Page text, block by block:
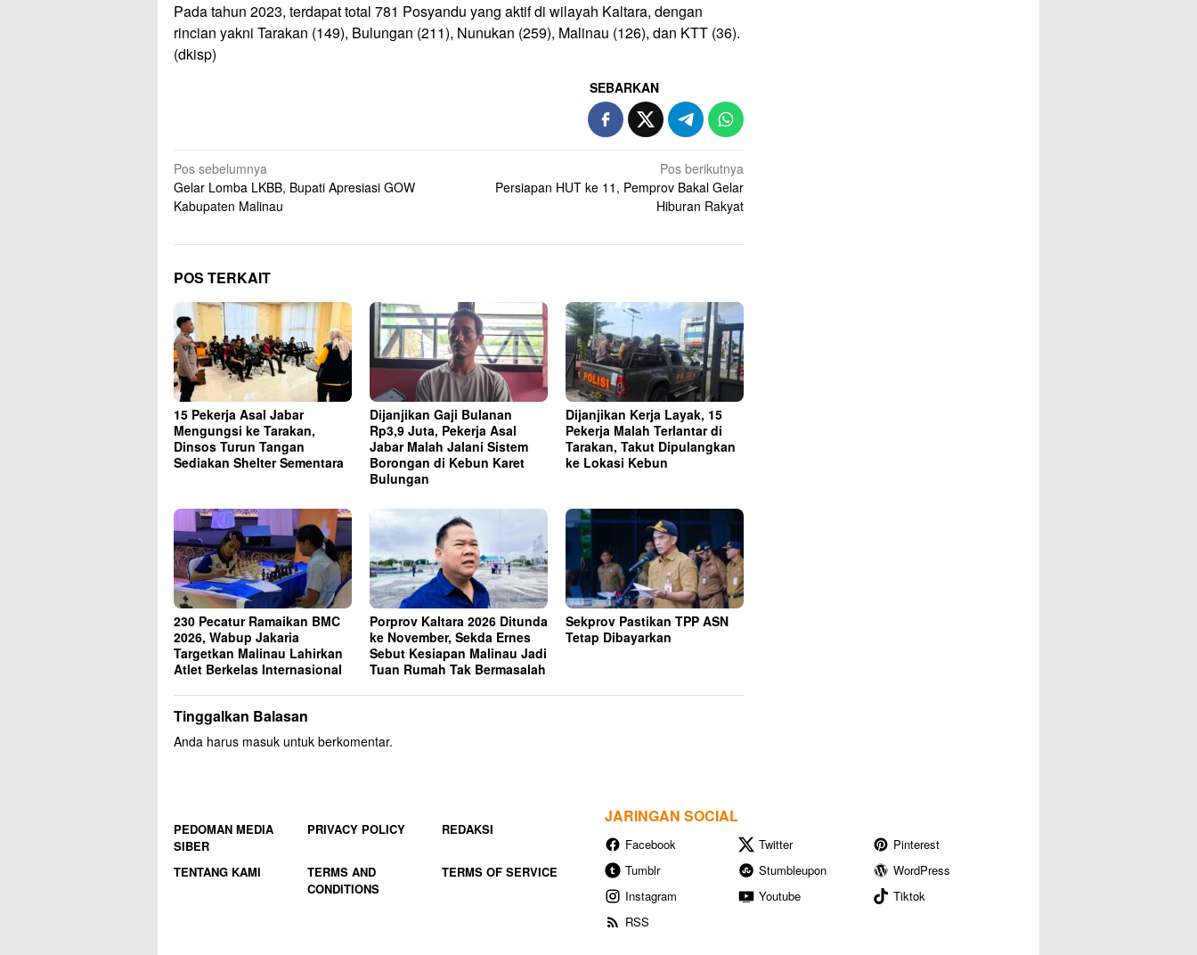
Pada tahun 2023, terdapat total 781 Posyandu yang aktif di wilayah Kaltara, dengan
rincian yakni Tarakan (149), Bulungan (211), Nunukan (259), Malinau (126), dan KTT (36).
(dkisp)
SEBARKAN
Navigasi
pos
Pos sebelumnya
Gelar Lomba LKBB, Bupati Apresiasi GOW
Kabupaten Malinau
Pos berikutnya
Persiapan HUT ke 11, Pemprov Bakal Gelar
Hiburan Rakyat
POS TERKAIT
15 Pekerja Asal Jabar
Mengungsi ke Tarakan,
Dinsos Turun Tangan
Sediakan Shelter Sementara
Dijanjikan Gaji Bulanan
Rp3,9 Juta, Pekerja Asal
Jabar Malah Jalani Sistem
Borongan di Kebun Karet
Bulungan
Dijanjikan Kerja Layak, 15
Pekerja Malah Terlantar di
Tarakan, Takut Dipulangkan
ke Lokasi Kebun
230 Pecatur Ramaikan BMC
2026, Wabup Jakaria
Targetkan Malinau Lahirkan
Atlet Berkelas Internasional
Porprov Kaltara 2026 Ditunda
ke November, Sekda Ernes
Sebut Kesiapan Malinau Jadi
Tuan Rumah Tak Bermasalah
Sekprov Pastikan TPP ASN
Tetap Dibayarkan
Tinggalkan Balasan
Anda harus masuk untuk berkomentar.
PEDOMAN MEDIA
SIBER
PRIVACY POLICY REDAKSI
TENTANG KAMI
TERMS AND
CONDITIONS
TERMS OF SERVICE
JARINGAN SOCIAL
Facebook Twitter
Pinterest
Tumblr
Stumbleupon
WordPress
Instagram
Youtube
Tiktok
RSS